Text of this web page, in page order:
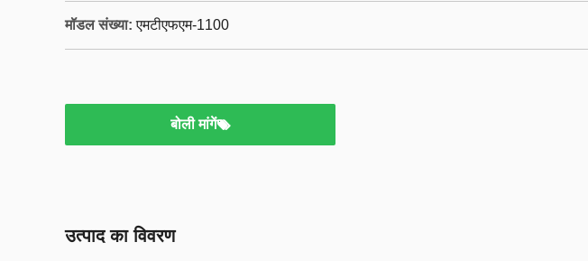
मॉडल संख्या: एमटीएफएम-1100
बोली मांगें
उत्पाद का विवरण